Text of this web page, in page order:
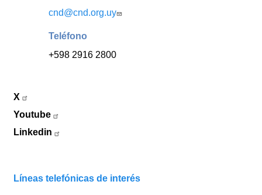
cnd@cnd.org.uy
Teléfono
+598 2916 2800
X
Youtube
Linkedin
Líneas telefónicas de interés